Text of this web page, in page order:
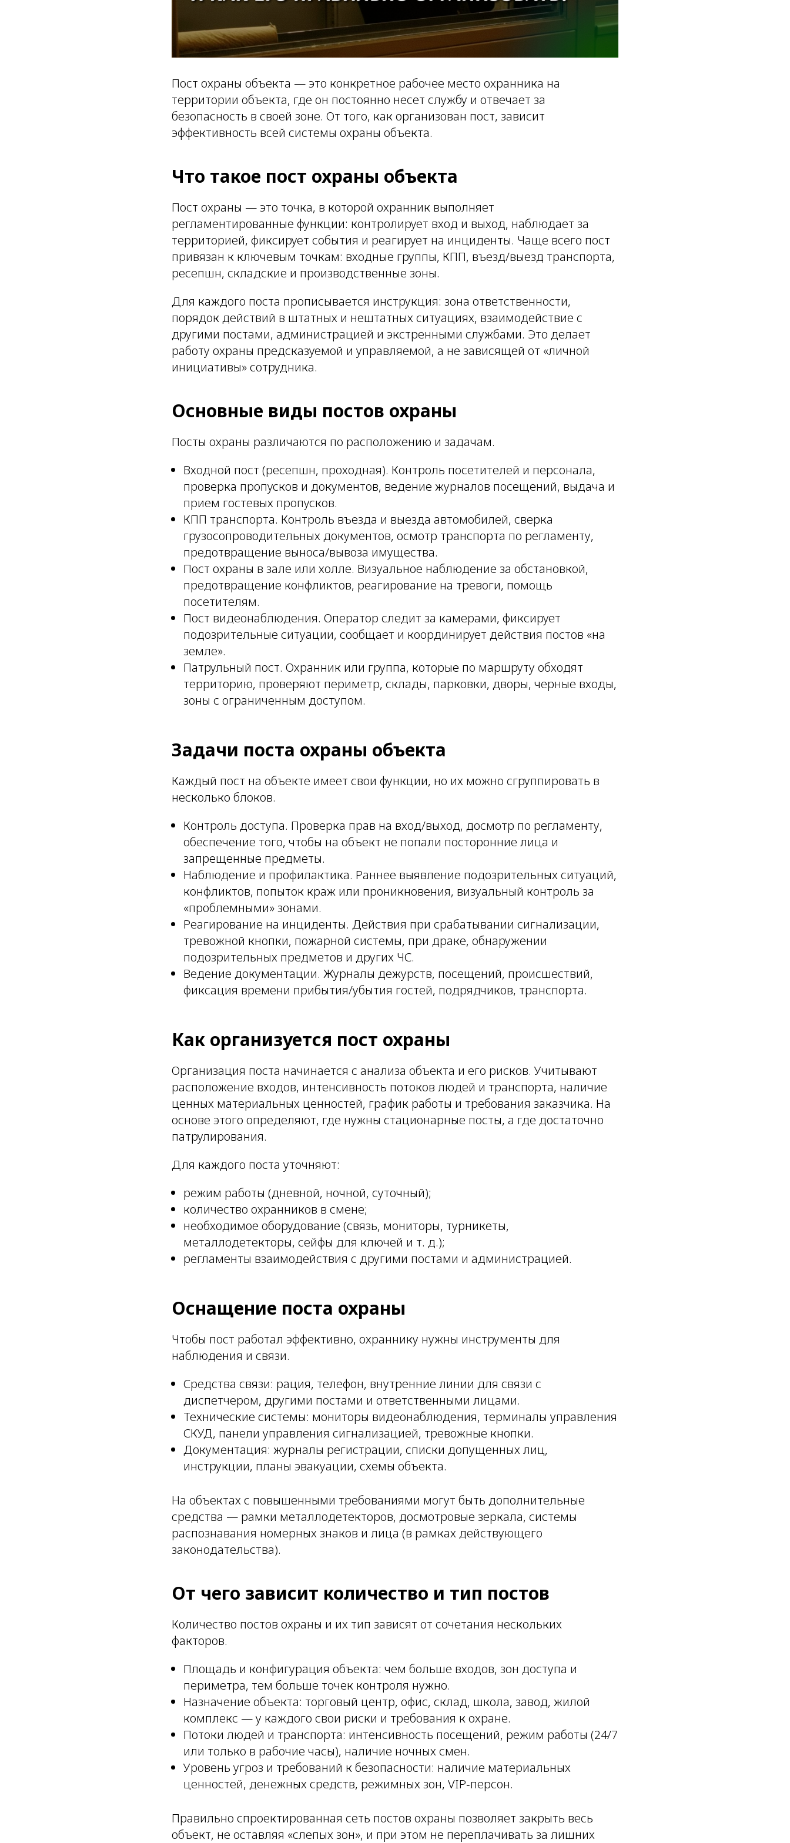
Пост охраны объекта — это конкретное рабочее место охранника на
территории объекта, где он постоянно несет службу и отвечает за
безопасность в своей зоне. От того, как организован пост, зависит
эффективность всей системы охраны объекта.
Что такое пост охраны объекта
Пост охраны — это точка, в которой охранник выполняет
регламентированные функции: контролирует вход и выход, наблюдает за
территорией, фиксирует события и реагирует на инциденты. Чаще всего пост
привязан к ключевым точкам: входные группы, КПП, въезд/выезд транспорта,
ресепшн, складские и производственные зоны.
Для каждого поста прописывается инструкция: зона ответственности,
порядок действий в штатных и нештатных ситуациях, взаимодействие с
другими постами, администрацией и экстренными службами. Это делает
работу охраны предсказуемой и управляемой, а не зависящей от «личной
инициативы» сотрудника.
Основные виды постов охраны
Посты охраны различаются по расположению и задачам.
Входной пост (ресепшн, проходная). Контроль посетителей и персонала,
проверка пропусков и документов, ведение журналов посещений, выдача и
прием гостевых пропусков.
КПП транспорта. Контроль въезда и выезда автомобилей, сверка
грузосопроводительных документов, осмотр транспорта по регламенту,
предотвращение выноса/вывоза имущества.
Пост охраны в зале или холле. Визуальное наблюдение за обстановкой,
предотвращение конфликтов, реагирование на тревоги, помощь
посетителям.
Пост видеонаблюдения. Оператор следит за камерами, фиксирует
подозрительные ситуации, сообщает и координирует действия постов «на
земле».
Патрульный пост. Охранник или группа, которые по маршруту обходят
территорию, проверяют периметр, склады, парковки, дворы, черные входы,
зоны с ограниченным доступом.
Задачи поста охраны объекта
Каждый пост на объекте имеет свои функции, но их можно сгруппировать в
несколько блоков.
Контроль доступа. Проверка прав на вход/выход, досмотр по регламенту,
обеспечение того, чтобы на объект не попали посторонние лица и
запрещенные предметы.
Наблюдение и профилактика. Раннее выявление подозрительных ситуаций,
конфликтов, попыток краж или проникновения, визуальный контроль за
«проблемными» зонами.
Реагирование на инциденты. Действия при срабатывании сигнализации,
тревожной кнопки, пожарной системы, при драке, обнаружении
подозрительных предметов и других ЧС.
Ведение документации. Журналы дежурств, посещений, происшествий,
фиксация времени прибытия/убытия гостей, подрядчиков, транспорта.
Как организуется пост охраны
Организация поста начинается с анализа объекта и его рисков. Учитывают
расположение входов, интенсивность потоков людей и транспорта, наличие
ценных материальных ценностей, график работы и требования заказчика. На
основе этого определяют, где нужны стационарные посты, а где достаточно
патрулирования.
Для каждого поста уточняют:
режим работы (дневной, ночной, суточный);
количество охранников в смене;
необходимое оборудование (связь, мониторы, турникеты,
металлодетекторы, сейфы для ключей и т. д.);
регламенты взаимодействия с другими постами и администрацией.
Оснащение поста охраны
Чтобы пост работал эффективно, охраннику нужны инструменты для
наблюдения и связи.
Средства связи: рация, телефон, внутренние линии для связи с
диспетчером, другими постами и ответственными лицами.
Технические системы: мониторы видеонаблюдения, терминалы управления
СКУД, панели управления сигнализацией, тревожные кнопки.
Документация: журналы регистрации, списки допущенных лиц,
инструкции, планы эвакуации, схемы объекта.
На объектах с повышенными требованиями могут быть дополнительные
средства — рамки металлодетекторов, досмотровые зеркала, системы
распознавания номерных знаков и лица (в рамках действующего
законодательства).
От чего зависит количество и тип постов
Количество постов охраны и их тип зависят от сочетания нескольких
факторов.
Площадь и конфигурация объекта: чем больше входов, зон доступа и
периметра, тем больше точек контроля нужно.
Назначение объекта: торговый центр, офис, склад, школа, завод, жилой
комплекс — у каждого свои риски и требования к охране.
Потоки людей и транспорта: интенсивность посещений, режим работы (24/7
или только в рабочие часы), наличие ночных смен.
Уровень угроз и требований к безопасности: наличие материальных
ценностей, денежных средств, режимных зон, VIP‑персон.
Правильно спроектированная сеть постов охраны позволяет закрыть весь
объект, не оставляя «слепых зон», и при этом не переплачивать за лишних